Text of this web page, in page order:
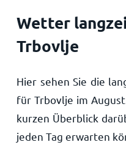
Wetter
Trbovlje
Hier sehen Sie die
für Trbovlje im
kurzen Überblick
jeden Tag erwarten